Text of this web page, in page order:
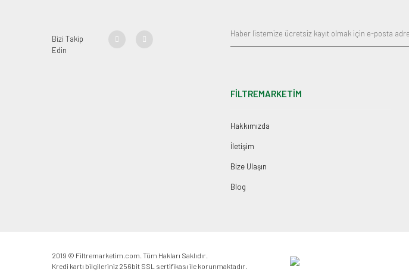
Bizi Takip
Edin
FİLTREMARKETİM
Hakkımızda
İletişim
Bize Ulaşın
Blog
2019 © Filtremarketim.com. Tüm Hakları Saklıdır.
Kredi kartı bilgileriniz 256bit SSL sertifikası ile korunmaktadır.